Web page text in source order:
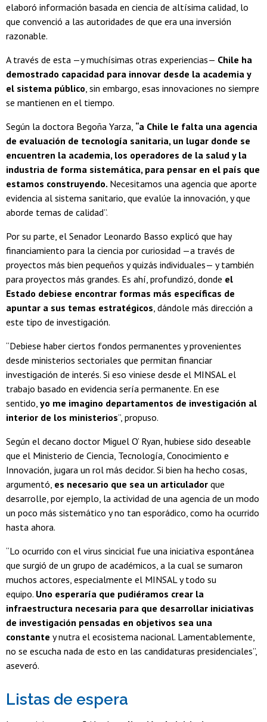
elaboró información basada en ciencia de altísima calidad, lo
que convenció a las autoridades de que era una inversión
razonable.
A través de esta —y muchísimas otras experiencias— Chile ha
demostrado capacidad para innovar desde la academia y
el sistema público , sin embargo, esas innovaciones no siempre
se mantienen en el tiempo.
Según la doctora Begoña Yarza, “a Chile le falta una agencia
de evaluación de tecnología sanitaria, un lugar donde se
encuentren la academia, los operadores de la salud y la
industria de forma sistemática, para pensar en el país que
estamos construyendo. Necesitamos una agencia que aporte
evidencia al sistema sanitario, que evalúe la innovación, y que
aborde temas de calidad”.
Por su parte, el Senador Leonardo Basso explicó que hay
financiamiento para la ciencia por curiosidad —a través de
proyectos más bien pequeños y quizás individuales— y también
para proyectos más grandes. Es ahí, profundizó, donde el
Estado debiese encontrar formas más específicas de
apuntar a sus temas estratégicos , dándole más dirección a
este tipo de investigación.
“Debiese haber ciertos fondos permanentes y provenientes
desde ministerios sectoriales que permitan financiar
investigación de interés. Si eso viniese desde el MINSAL el
trabajo basado en evidencia sería permanente. En ese
sentido, yo me imagino departamentos de investigación al
interior de los ministerios”, propuso.
Según el decano doctor Miguel O’ Ryan, hubiese sido deseable
que el Ministerio de Ciencia, Tecnología, Conocimiento e
Innovación, jugara un rol más decidor. Si bien ha hecho cosas,
argumentó, es necesario que sea un articulador que
desarrolle, por ejemplo, la actividad de una agencia de un modo
un poco más sistemático y no tan esporádico, como ha ocurrido
hasta ahora.
“Lo ocurrido con el virus sincicial fue una iniciativa espontánea
que surgió de un grupo de académicos, a la cual se sumaron
muchos actores, especialmente el MINSAL y todo su
equipo. Uno esperaría que pudiéramos crear la
infraestructura necesaria para que desarrollar iniciativas
de investigación pensadas en objetivos sea una
constante y nutra el ecosistema nacional. Lamentablemente,
no se escucha nada de esto en las candidaturas presidenciales”,
aseveró.
Listas de espera